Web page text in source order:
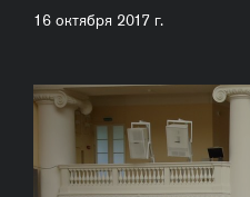
16 октября 2017 г.